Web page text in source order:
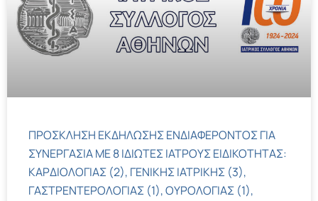
ΠΡΟΣΚΛΗΣΗ ΕΚΔΗΛΩΣΗΣ ΕΝΔΙΑΦΕΡΟΝΤΟΣ ΓΙΑ
ΣΥΝΕΡΓΑΣΙΑ ΜΕ 8 ΙΔΙΩΤΕΣ ΙΑΤΡΟΥΣ ΕΙΔΙΚΟΤΗΤΑΣ:
ΚΑΡΔΙΟΛΟΓΙΑΣ (2), ΓΕΝΙΚΗΣ ΙΑΤΡΙΚΗΣ (3),
ΓΑΣΤΡΕΝΤΕΡΟΛΟΓΙΑΣ (1), ΟΥΡΟΛΟΓΙΑΣ (1),